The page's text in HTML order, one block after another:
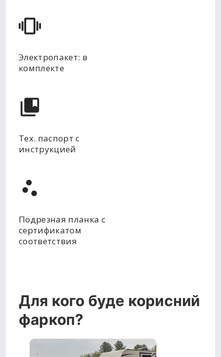
Электропакет: в
комплекте
Тех. паспорт с
инструкцией
Подрезная планка с
сертификатом
соответствия
Для кого буде корисний
фаркоп?